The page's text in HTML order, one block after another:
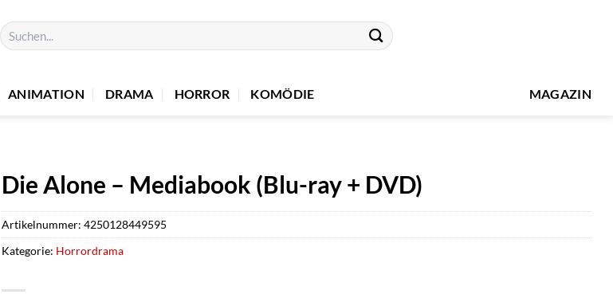
Suchen
nach:
ANIMATION DRAMA HORROR KOMÖDIE MAGAZIN
Die Alone – Mediabook (Blu-ray + DVD)
Artikelnummer: 4250128449595
Kategorie: Horrordrama